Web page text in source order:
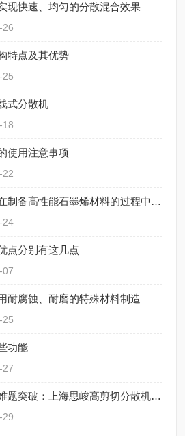
现快速、均匀的分散混合效果
26
特点及其优势
25
式分散机
18
使用注意事项
22
石墨烯浆料分散机在制备高性能石墨烯材料的过程中起着至关重要的作用
24
点分别有这几点
07
耐腐蚀、耐磨的特殊材料制造
25
功能
27
食品酱料分散不均难题突破：上海思峻高剪切分散机的技术方案
29